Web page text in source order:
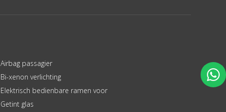
Airbag passagier
Bi-xenon verlichting
Elektrisch bedienbare ramen voor
Getint glas